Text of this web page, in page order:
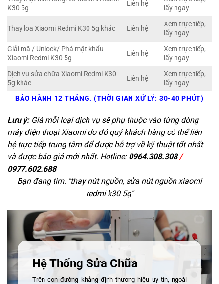
K30 5g
Liên hệ
lấy ngay
Thay loa Xiaomi Redmi K30 5g khác Liên hệ
Xem trực tiếp,
lấy ngay
Giải mã / Unlock/ Phá mật khẩu
Xiaomi Redmi K30 5g
Liên hệ
Xem trực tiếp,
lấy ngay
Dịch vụ sửa chữa Xiaomi Redmi K30
5g khác
Liên hệ
Xem trực tiếp,
lấy ngay
BẢO HÀNH 12 THÁNG. (THỜI GIAN XỬ LÝ: 30-40 PHÚT)
Lưu ý:Giá mỗi loại dịch vụ sẽ phụ thuộc vào từng dòng
máy điện thoại Xiaomi do đó quý khách hàng có thể liên
hệ trực tiếp trung tâm để được hỗ trợ về kỹ thuật tốt nhất
và được báo giá mới nhất. Hotline: 0964.308.308/
0977.602.688
Bạn đang tìm: "thay nút nguồn, sửa nút nguồn xiaomi
redmi k30 5g"
Hệ Thống Sửa Chữa
Trên con đường khẳng định thương hiệu uy tín, ngoài